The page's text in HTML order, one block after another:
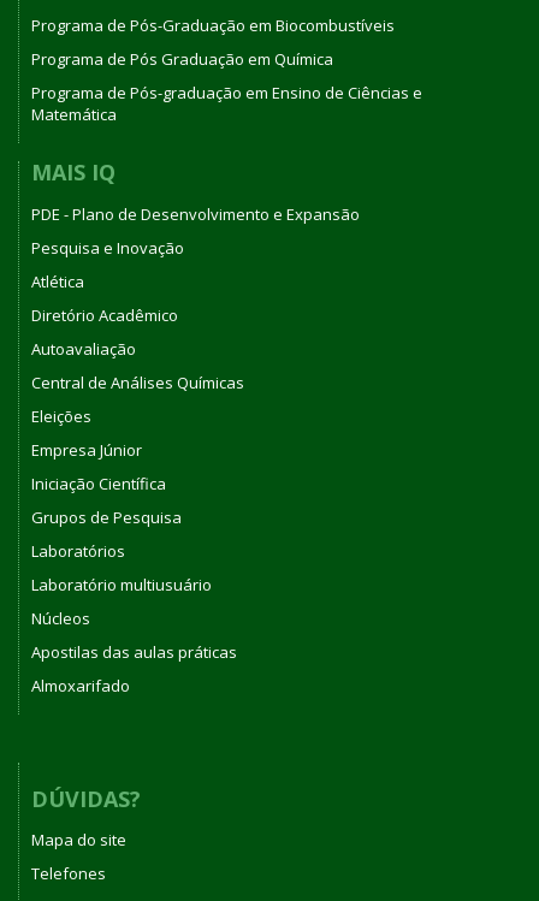
Programa de Pós-Graduação em Biocombustíveis
Programa de Pós Graduação em Química
Programa de Pós-graduação em Ensino de Ciências e
Matemática
MAIS IQ
PDE - Plano de Desenvolvimento e Expansão
Pesquisa e Inovação
Atlética
Diretório Acadêmico
Autoavaliação
Central de Análises Químicas
Eleições
Empresa Júnior
Iniciação Científica
Grupos de Pesquisa
Laboratórios
Laboratório multiusuário
Núcleos
Apostilas das aulas práticas
Almoxarifado
DÚVIDAS?
Mapa do site
Telefones